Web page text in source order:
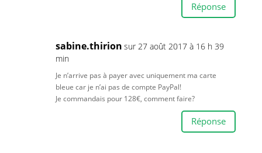
Réponse
sabine.thirion sur 27 août 2017 à 16 h 39
min
Je n’arrive pas à payer avec uniquement ma carte
bleue car je n’ai pas de compte PayPal!
Je commandais pour 128€, comment faire?
Réponse